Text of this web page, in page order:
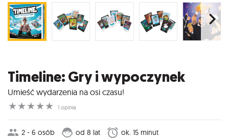
Timeline: Gry i wypoczynek
Umieść wydarzenia na osi czasu!
☆
☆
☆
☆
☆ 1 opinia
2 - 6 osób od 8 lat
ok. 15 minut